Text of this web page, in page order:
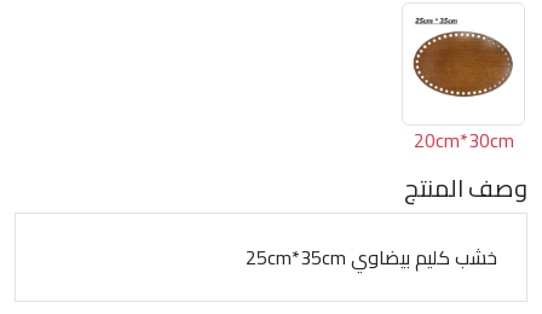
20cm*30cm
وصف المنتج
خشب كليم بيضاوي 25cm*35cm